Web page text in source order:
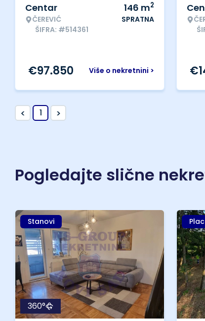
Centar
ČEREVIĆ
ŠIFRA: #514361
146 m2
SPRATNA
Više o nekretnini >
€97.850 €
< 1 >
Pogledajte slične
Stanovi
360°
Plac